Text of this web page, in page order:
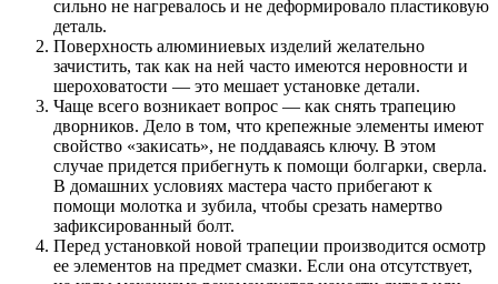
сильно не нагревалось и не деформировало пластиковую
деталь.
Поверхность алюминиевых изделий желательно
зачистить, так как на ней часто имеются неровности и
шероховатости — это мешает установке детали.
Чаще всего возникает вопрос — как снять трапецию
дворников. Дело в том, что крепежные элементы имеют
свойство «закисать», не поддаваясь ключу. В этом
случае придется прибегнуть к помощи болгарки, сверла.
В домашних условиях мастера часто прибегают к
помощи молотка и зубила, чтобы срезать намертво
зафиксированный болт.
Перед установкой новой трапеции производится осмотр
ее элементов на предмет смазки. Если она отсутствует,